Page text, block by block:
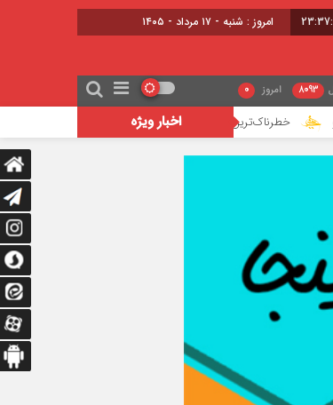
امروز : شنبه - ۱۷ مرداد - ۱۴۰۵
8093 امروز 0
اخبار ویژه جنگ ۴۰ روزه به روایت معاون نیروی هوایی ارتش